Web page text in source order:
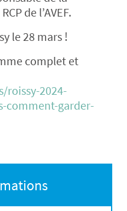
de l’AVEF.
le 28 mars !
complet et
2024-
comment-garder-